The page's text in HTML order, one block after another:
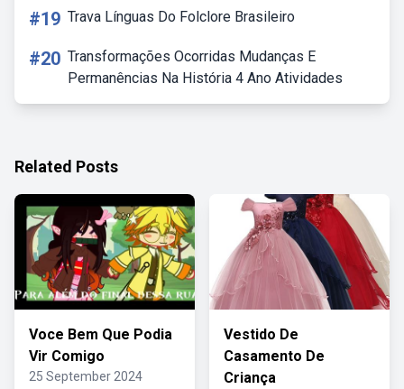
#19 Trava Línguas Do Folclore Brasileiro
#20 Transformações Ocorridas Mudanças E
Permanências Na História 4 Ano Atividades
Related Posts
Voce Bem Que Podia
Vir Comigo
25 September 2024
Vestido De
Casamento De
Criança